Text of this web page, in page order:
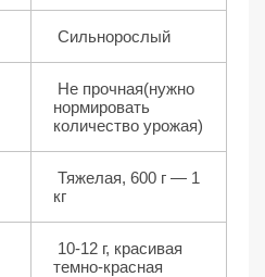
Сильнорослый
Не прочная(нужно
нормировать
количество урожая)
Тяжелая, 600 г — 1
кг
10-12 г, красивая
темно-красная